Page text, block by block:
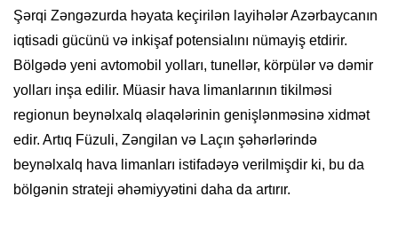
Şərqi Zəngəzurda həyata keçirilən layihələr Azərbaycanın
iqtisadi gücünü və inkişaf potensialını nümayiş etdirir.
Bölgədə yeni avtomobil yolları, tunellər, körpülər və dəmir
yolları inşa edilir. Müasir hava limanlarının tikilməsi
regionun beynəlxalq əlaqələrinin genişlənməsinə xidmət
edir. Artıq Füzuli, Zəngilan və Laçın şəhərlərində
beynəlxalq hava limanları istifadəyə verilmişdir ki, bu da
bölgənin strateji əhəmiyyətini daha da artırır.